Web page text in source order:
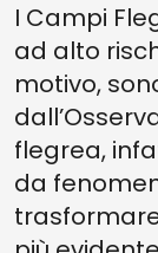
I Campi
ad alto
motivo,
flegrea,
da